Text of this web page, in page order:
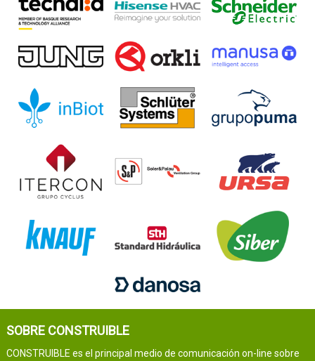
SOBRE CONSTRUIBLE
CONSTRUIBLE es el principal medio de comunicación on-line sobre